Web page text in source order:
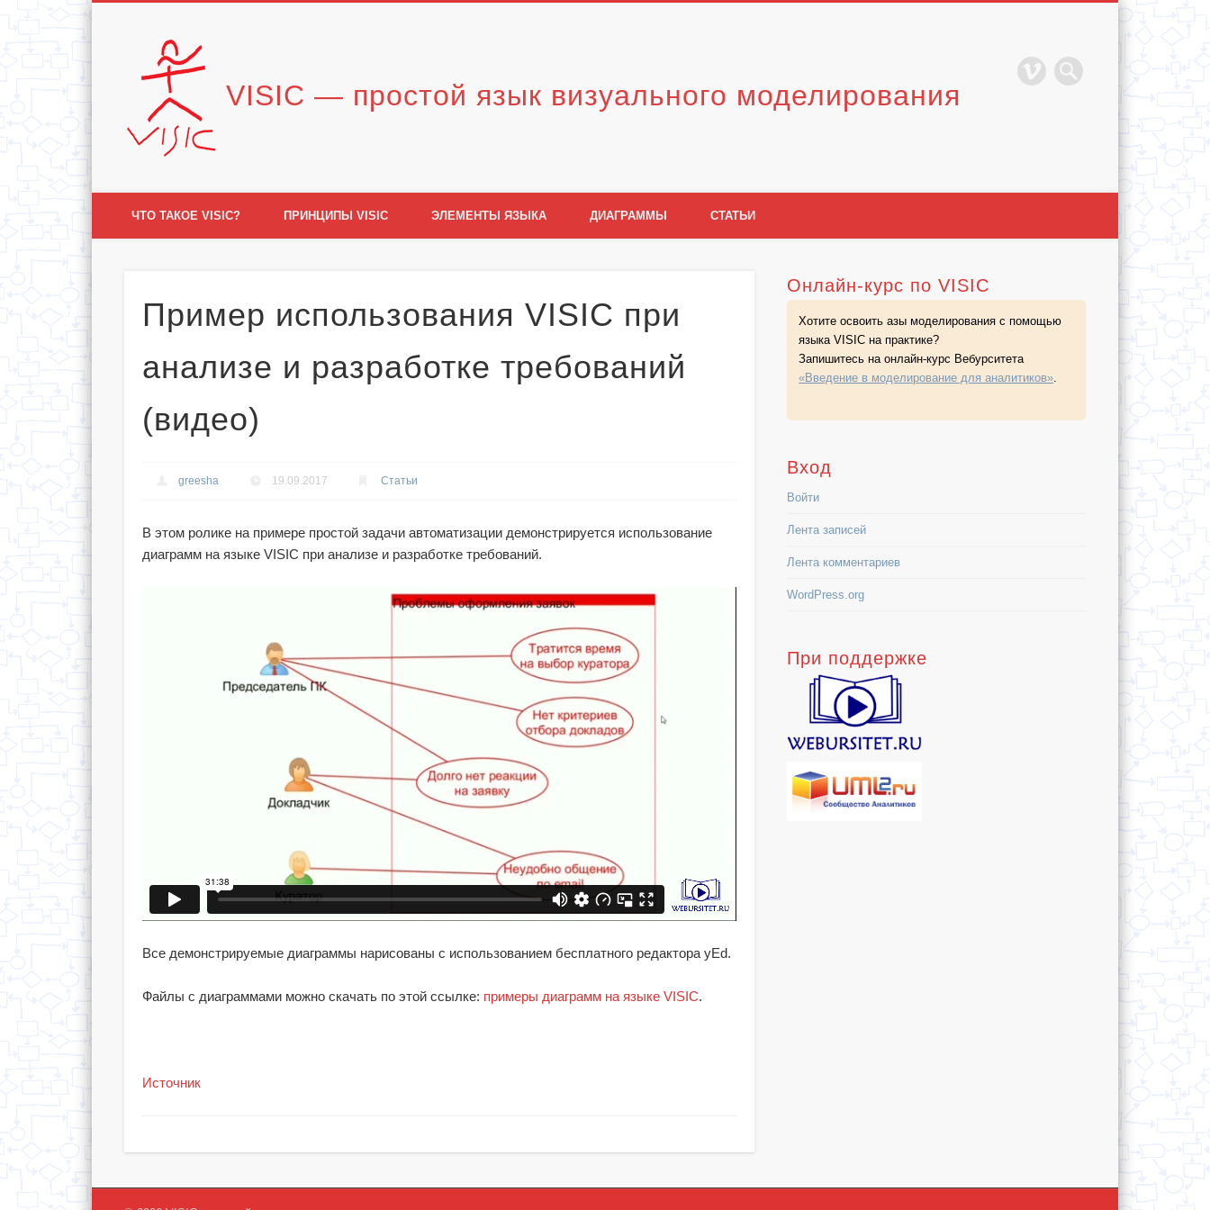
VISIC — простой язык визуального моделирования
ЧТО ТАКОЕ VISIC? ПРИНЦИПЫ VISIC ЭЛЕМЕНТЫ ЯЗЫКА ДИАГРАММЫ СТАТЬИ
Пример использования VISIC при
анализе и разработке требований
(видео)
greesha 19.09.2017 Статьи
В этом ролике на примере простой задачи автоматизации демонстрируется использование
диаграмм на языке VISIC при анализе и разработке требований.
Все демонстрируемые диаграммы нарисованы с использованием бесплатного редактора yEd.
Файлы с диаграммами можно скачать по этой ссылке: примеры диаграмм на языке VISIC.
Источник
Онлайн-курс по VISIC
Хотите освоить азы моделирования с помощью
языка VISIC на практике?
Запишитесь наонлайн-курс Вебурситета
«Введение в моделирование для аналитиков».
Вход
Войти
Лента записей
Лента комментариев
WordPress.org
При поддержке